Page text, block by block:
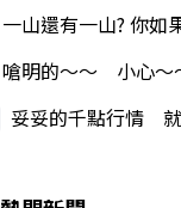
一山還有一山? 你如果願意相信時間
嗆明的～～ 小心～～翻臉 最
妥妥的千點行情 就看你